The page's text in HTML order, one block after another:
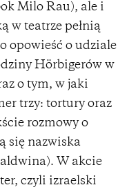
Milo Rau), ale i
w teatrze pełnią
opowieść o udziale
Hörbigerów w
o tym, w jaki
trzy: tortury oraz
rozmowy o
się nazwiska
W akcie
czyli izraelski